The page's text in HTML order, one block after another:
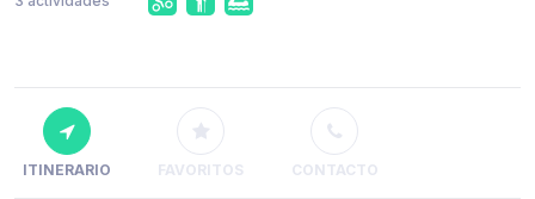
ITINERARIO FAVORITOS CONTACTO